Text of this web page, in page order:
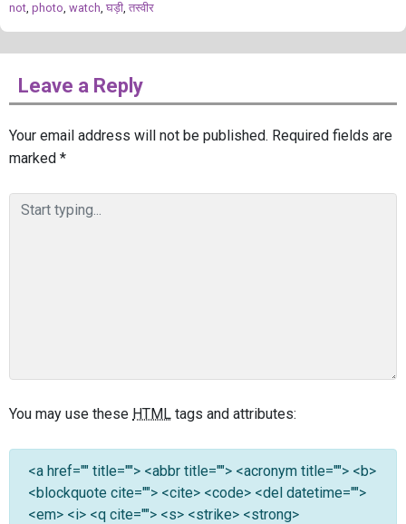
not, photo, watch, घड़ी, तस्वीर
Leave a Reply
Your email address will not be published. Required fields are
marked *
You may use these HTML tags and attributes:
<a href="" title=""> <abbr title=""> <acronym title=""> <b>
<blockquote cite=""> <cite> <code> <del datetime="">
<em> <i> <q cite=""> <s> <strike> <strong>